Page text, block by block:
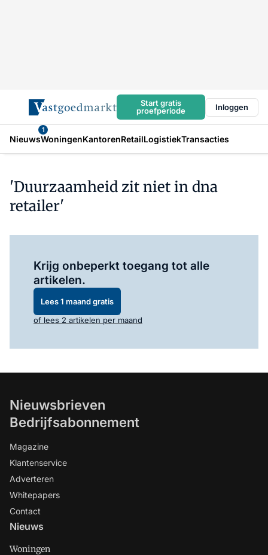
Start gratis
proefperiode
Inloggen
Nieuws
1
WoningenKantorenRetailLogistiekTransacties
'Duurzaamheid zit niet in dna
retailer'
Krijg onbeperkt toegang tot alle
artikelen.
Lees 1 maand gratis
of lees 2 artikelen per maand
Nieuwsbrieven
Bedrijfsabonnement
Magazine
Klantenservice
Adverteren
Whitepapers
Contact
Nieuws
Woningen